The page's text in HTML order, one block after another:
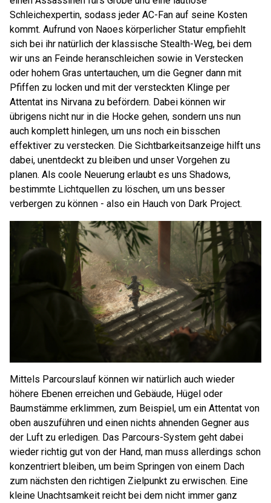
Schleichexpertin, sodass jeder AC-Fan auf seine Kosten
kommt. Aufrund von Naoes körperlicher Statur empfiehlt
sich bei ihr natürlich der klassische Stealth-Weg, bei dem
wir uns an Feinde heranschleichen sowie in Verstecken
oder hohem Gras untertauchen, um die Gegner dann mit
Pfiffen zu locken und mit der versteckten Klinge per
Attentat ins Nirvana zu befördern. Dabei können wir
übrigens nicht nur in die Hocke gehen, sondern uns nun
auch komplett hinlegen, um uns noch ein bisschen
effektiver zu verstecken. Die Sichtbarkeitsanzeige hilft uns
dabei, unentdeckt zu bleiben und unser Vorgehen zu
planen. Als coole Neuerung erlaubt es uns Shadows,
bestimmte Lichtquellen zu löschen, um uns besser
verbergen zu können - also ein Hauch von Dark Project.
Mittels Parcourslauf können wir natürlich auch wieder
höhere Ebenen erreichen und Gebäude, Hügel oder
Baumstämme erklimmen, zum Beispiel, um ein Attentat von
oben auszuführen und einen nichts ahnenden Gegner aus
der Luft zu erledigen. Das Parcours-System geht dabei
wieder richtig gut von der Hand, man muss allerdings schon
konzentriert bleiben, um beim Springen von einem Dach
zum nächsten den richtigen Zielpunkt zu erwischen. Eine
kleine Unachtsamkeit reicht bei dem nicht immer ganz